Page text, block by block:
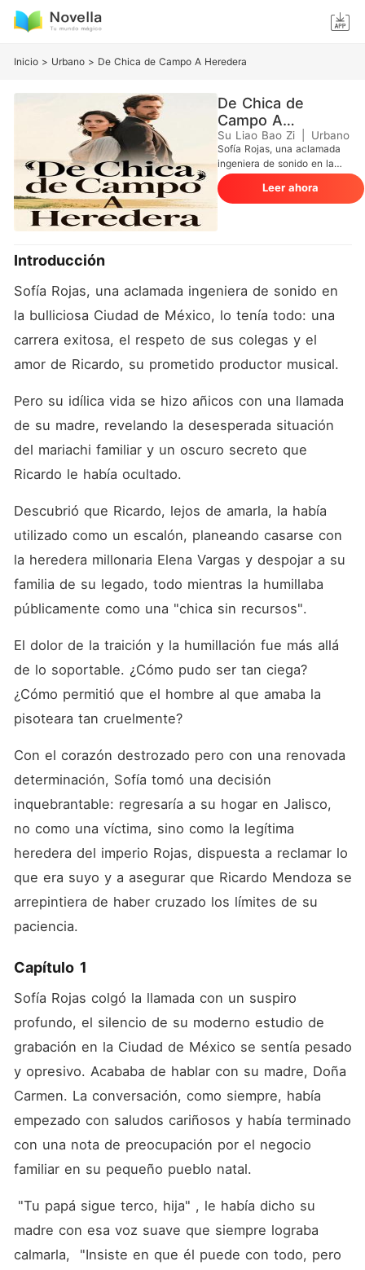
Inicio > Urbano > De Chica de Campo A Heredera
De Chica de
Campo A
Heredera
Su Liao Bao Zi Urbano
Sofía Rojas, una aclamada
ingeniera de sonido en la
bulliciosa Ciudad de México,
lo tenía todo: una carrera
exitosa, el respeto de sus
madre, revelando la
desesperada situación del
mariachi familiar y un oscuro
secreto que Ricardo le había
Ricardo, lejos de amarla, la
escalón, planeando casarse
Elena Vargas y despojar a su
familia de su legado, todo
mientras la humillaba
humillación fue más allá de
lo soportable. ¿Cómo pudo
ser tan ciega? ¿Cómo
permitió que el hombre al
cruelmente? Con el corazón
destrozado pero con una
renovada determinación,
inquebrantable: regresaría a
su hogar en Jalisco, no
como una víctima, sino
como la legítima heredera
del imperio Rojas, dispuesta
Mendoza se arrepintiera de
haber cruzado los límites de
su paciencia.
Leer ahora
Introducción
Sofía Rojas, una aclamada ingeniera de sonido en
la bulliciosa Ciudad de México, lo tenía todo: una
carrera exitosa, el respeto de sus colegas y el
amor de Ricardo, su prometido productor musical.
Pero su idílica vida se hizo añicos con una llamada
de su madre, revelando la desesperada situación
del mariachi familiar y un oscuro secreto que
Ricardo le había ocultado.
Descubrió que Ricardo, lejos de amarla, la había
utilizado como un escalón, planeando casarse con
la heredera millonaria Elena Vargas y despojar a su
familia de su legado, todo mientras la humillaba
públicamente como una "chica sin recursos".
El dolor de la traición y la humillación fue más allá
de lo soportable. ¿Cómo pudo ser tan ciega?
¿Cómo permitió que el hombre al que amaba la
pisoteara tan cruelmente?
Con el corazón destrozado pero con una renovada
determinación, Sofía tomó una decisión
inquebrantable: regresaría a su hogar en Jalisco,
no como una víctima, sino como la legítima
heredera del imperio Rojas, dispuesta a reclamar lo
que era suyo y a asegurar que Ricardo Mendoza se
arrepintiera de haber cruzado los límites de su
paciencia.
Capítulo 1
Sofía Rojas colgó la llamada con un suspiro
profundo, el silencio de su moderno estudio de
grabación en la Ciudad de México se sentía pesado
y opresivo. Acababa de hablar con su madre, Doña
Carmen. La conversación, como siempre, había
empezado con saludos cariñosos y había terminado
con una nota de preocupación por el negocio
familiar en su pequeño pueblo natal.
madre con esa voz suave que siempre lograba
calmarla,  "Insiste en que él puede con todo, pero